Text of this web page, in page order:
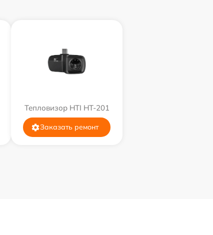
Тепловизор HTI HT-201
Заказать ремонт